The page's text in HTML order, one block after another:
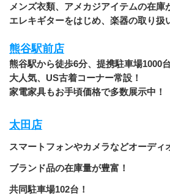
メンズ衣類、アメカジアイテムの在庫
エレキギターをはじめ、楽器の取り扱
熊谷駅前店
熊谷駅から徒歩6分、提携駐車場1000台
大人気、US古着コーナー常設！
家電家具もお手頃価格で多数展示中！
太田店
スマートフォンやカメラなどオーディ
ブランド品の在庫量が豊富！
共同駐車場102台！